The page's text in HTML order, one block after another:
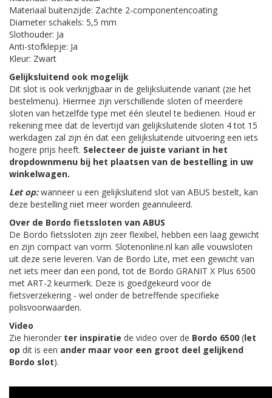
Materiaal buitenzijde: Zachte 2-componentencoating
Diameter schakels: 5,5 mm
Slothouder: Ja
Anti-stofklepje: Ja
Kleur: Zwart
Gelijksluitend ook mogelijk
Dit slot is ook verkrijgbaar in de gelijksluitende variant (zie het
bestelmenu). Hiermee zijn verschillende sloten of meerdere
sloten van hetzelfde type met één sleutel te bedienen. Houd er
rekening mee dat de levertijd van gelijksluitende sloten 4 tot 15
werkdagen zal zijn én dat een gelijksluitende uitvoering een iets
hogere prijs heeft. Selecteer de juiste variant in het
dropdownmenu bij het plaatsen van de bestelling in uw
winkelwagen.
Let op:wanneer u een gelijksluitend slot van ABUS bestelt, kan
deze bestelling niet meer worden geannuleerd.
Over de Bordo fietssloten van ABUS
De Bordo fietssloten zijn zeer flexibel, hebben een laag gewicht
en zijn compact van vorm. Slotenonline.nl kan alle vouwsloten
uit deze serie leveren. Van de Bordo Lite, met een gewicht van
net iets meer dan een pond, tot de Bordo GRANIT X Plus 6500
met ART-2 keurmerk. Deze is goedgekeurd voor de
fietsverzekering - wel onder de betreffende specifieke
polisvoorwaarden.
Video
Zie hieronder ter inspiratie de video over de Bordo 6500 (let
op dit is een ander maar voor een groot deel gelijkend
Bordo slot).